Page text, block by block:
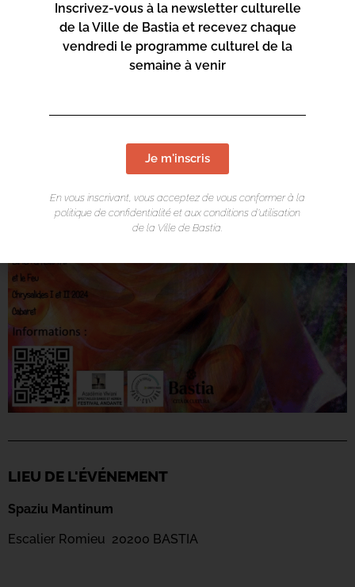
LIEU DE L'ÉVÉNEMENT
Spaziu Mantinum
Escalier Romieu 20200 BASTIA
Inscrivez-vous à la newsletter culturelle
de la Ville de Bastia et recevez chaque
vendredi le programme culturel de la
semaine à venir
Je m'inscris
En vous inscrivant, vous acceptez de vous conformer à la
politique de confidentialité et aux conditions d’utilisation
de la Ville de Bastia.